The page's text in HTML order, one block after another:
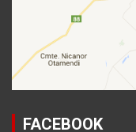
FACEBOOK